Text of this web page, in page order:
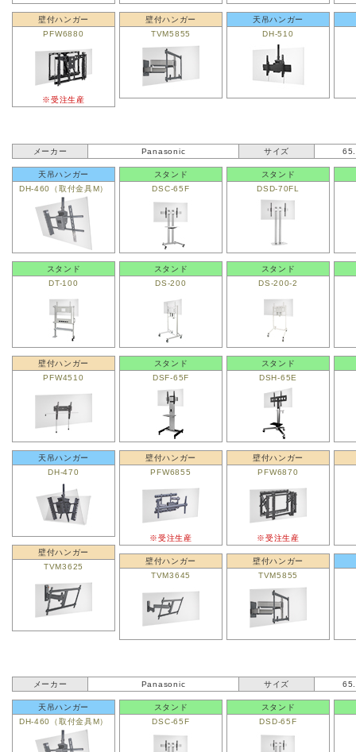
壁付ハンガー
PFW6880
※受注生産
壁付ハンガー
TVM5855
天吊ハンガー
DH-510
メーカー Panasonic サイズ
天吊ハンガー
DH-460（取付金具M）
スタンド
DSC-65F
スタンド
DSD-70FL
スタンド
DT-100
スタンド
DS-200
スタンド
DS-200-2
壁付ハンガー
PFW4510
スタンド
DSF-65F
スタンド
DSH-65E
天吊ハンガー
DH-470
壁付ハンガー
PFW6855
※受注生産
壁付ハンガー
PFW6870
※受注生産
壁付ハンガー
TVM3625
壁付ハンガー
TVM3645
壁付ハンガー
TVM5855
メーカー Panasonic サイズ
天吊ハンガー
DH-460（取付金具M）
スタンド
DSC-65F
スタンド
DSD-65F